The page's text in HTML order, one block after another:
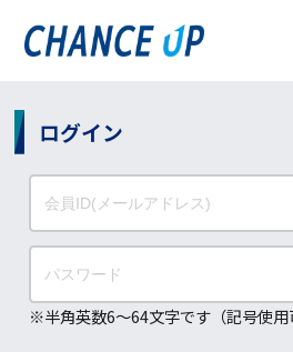
ログイン
※半角英数6～64文字です（記号使用